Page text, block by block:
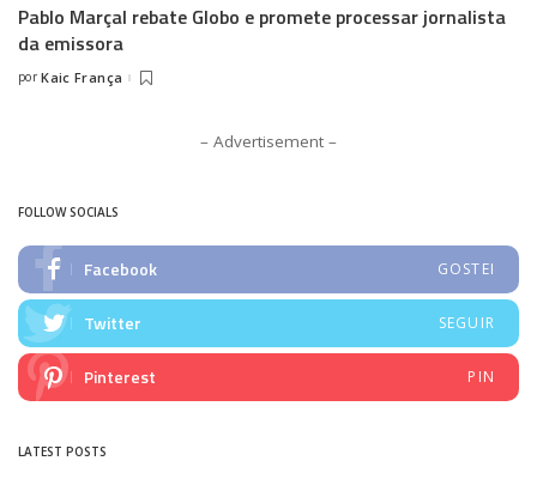
Pablo Marçal rebate Globo e promete processar jornalista
da emissora
Posted
por Kaic França
– Advertisement –
FOLLOW SOCIALS
Facebook GOSTEI
Twitter SEGUIR
Pinterest PIN
LATEST POSTS